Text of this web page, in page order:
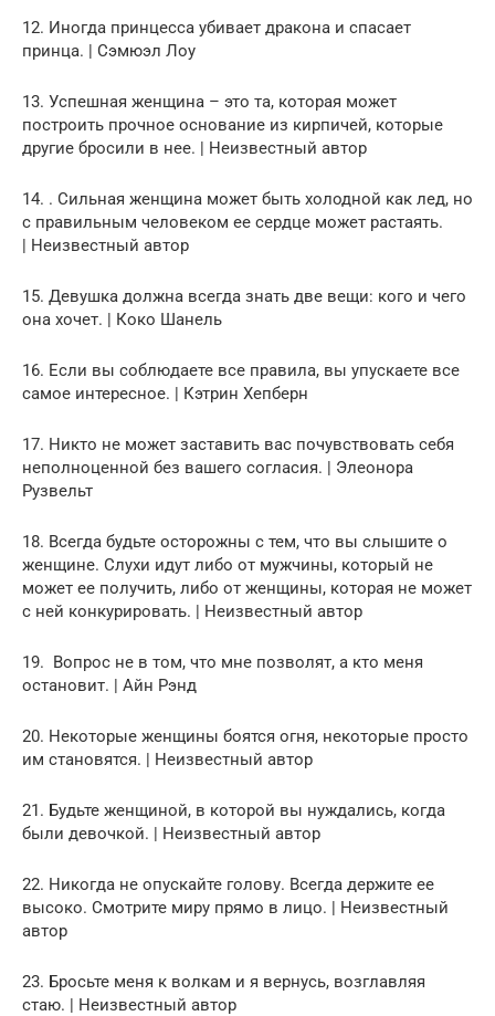
12. Иногда принцесса убивает дракона и спасает
принца. | Сэмюэл Лоу
13. Успешная женщина – это та, которая может
построить прочное основание из кирпичей, которые
другие бросили в нее. | Неизвестный автор
14. . Сильная женщина может быть холодной как лед, но
с правильным человеком ее сердце может растаять.
| Неизвестный автор
15. Девушка должна всегда знать две вещи: кого и чего
она хочет. | Коко Шанель
16. Если вы соблюдаете все правила, вы упускаете все
самое интересное. | Кэтрин Хепберн
17. Никто не может заставить вас почувствовать себя
неполноценной без вашего согласия. | Элеонора
Рузвельт
18. Всегда будьте осторожны с тем, что вы слышите о
женщине. Слухи идут либо от мужчины, который не
может ее получить, либо от женщины, которая не может
с ней конкурировать. | Неизвестный автор
19. Вопрос не в том, что мне позволят, а кто меня
остановит. | Айн Рэнд
20. Некоторые женщины боятся огня, некоторые просто
им становятся. | Неизвестный автор
21. Будьте женщиной, в которой вы нуждались, когда
были девочкой. | Неизвестный автор
22. Никогда не опускайте голову. Всегда держите ее
высоко. Смотрите миру прямо в лицо. | Неизвестный
автор
23. Бросьте меня к волкам и я вернусь, возглавляя
стаю. | Неизвестный автор